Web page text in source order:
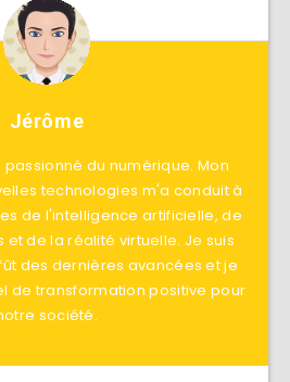
Jérôme
passionné du numérique. Mon
technologies m'a conduit à
de l'intelligence artificielle, de
de la réalité virtuelle. Je suis
des dernières avancées et je
de transformation positive pour
société.